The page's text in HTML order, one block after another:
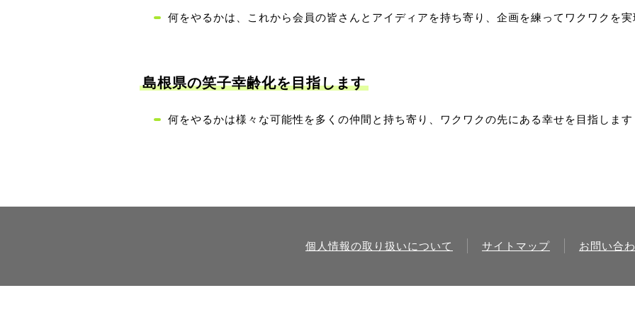
何をやるかは、これから会員の皆さんとアイディアを持ち寄り、企画を練ってワクワクを実
島根県の笑子幸齢化を目指します
何をやるかは様々な可能性を多くの仲間と持ち寄り、ワクワクの先にある幸せを目指します
個人情報の取り扱いについて サイトマップ お問い合